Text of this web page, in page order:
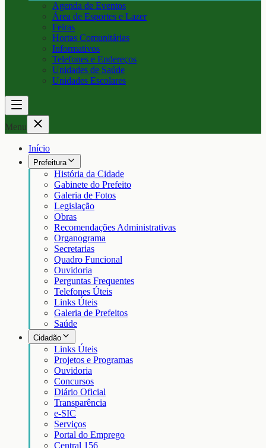
Agenda de Eventos
Área de Esportes e Lazer
Feiras
Hortas Comunitárias
Informativos
Telefones e Endereços
Unidades de Saúde
Unidades Escolares
Menu
Início
Prefeitura
História da Cidade
Gabinete do Prefeito
Galeria de Fotos
Legislação
Obras
Recomendações Administrativas
Organograma
Secretarias
Quadro Funcional
Ouvidoria
Perguntas Frequentes
Telefones Úteis
Links Úteis
Galeria de Prefeitos
Saúde
Cidadão
Links Úteis
Projetos e Programas
Ouvidoria
Concursos
Diário Oficial
Transparência
e-SIC
Serviços
Portal do Emprego
Central 156